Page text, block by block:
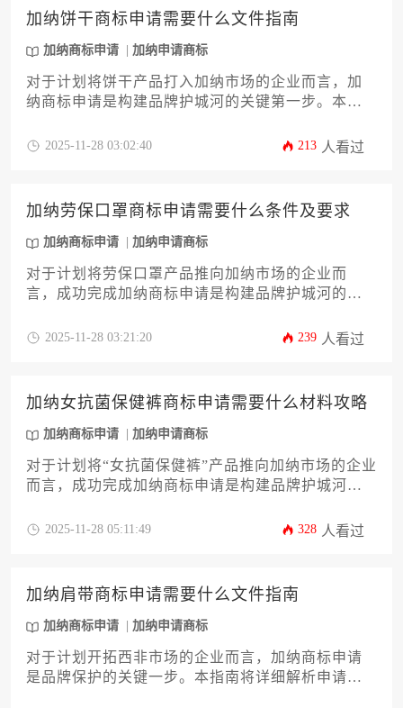
品牌在加纳市场安全落地、稳健发展。
加纳饼干商标申请需要什么文件指南
加纳商标申请 加纳申请商标
对于计划将饼干产品打入加纳市场的企业而言，加
纳商标申请是构建品牌护城河的关键第一步。本文
查询、文件清单、规范要求到提交策略的全流程，
加纳市场获得长远法律保障的基石。
2025-11-28 03:02:40 213 人看过
加纳劳保口罩商标申请需要什么条件及要求
加纳商标申请 加纳申请商标
对于计划将劳保口罩产品推向加纳市场的企业而
言，成功完成加纳商标申请是构建品牌护城河的关
特定商品申请商标所需满足的全部条件与具体要
心环节。文章旨在为企业主和高管提供一份详尽、
专业且极具操作性的行动指南，帮助您规避常见风
险，高效稳妥地完成加纳商标申请，为品牌国际化
2025-11-28 03:21:20 239 人看过
加纳女抗菌保健裤商标申请需要什么材料攻略
加纳商标申请 加纳申请商标
对于计划将“女抗菌保健裤”产品推向加纳市场的企业
而言，成功完成加纳商标申请是构建品牌护城河的
述申请所需的全套材料清单、加纳知识产权局的特
得商标专用权，为市场开拓奠定坚实的法律基础。
2025-11-28 05:11:49 328 人看过
加纳肩带商标申请需要什么文件指南
加纳商标申请 加纳申请商标
对于计划开拓西非市场的企业而言，加纳商标申请
是品牌保护的关键一步。本指南将详细解析申请肩